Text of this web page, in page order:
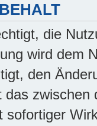
die
wird dem
den
sofortiger